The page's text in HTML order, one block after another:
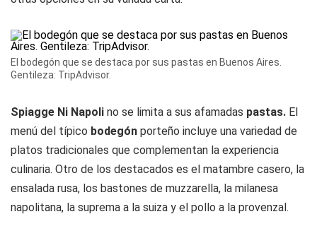
El bodegón que se destaca por sus pastas en Buenos Aires.
Gentileza: TripAdvisor.
Spiagge Ni Napoli no se limita a sus afamadas pastas. El
menú del típico bodegón porteño incluye una variedad de
platos tradicionales que complementan la experiencia
culinaria. Otro de los destacados es el matambre casero, la
ensalada rusa, los bastones de muzzarella, la milanesa
napolitana, la suprema a la suiza y el pollo a la provenzal.